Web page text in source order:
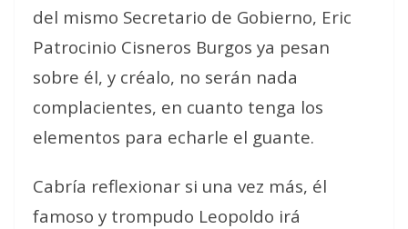
del mismo Secretario de Gobierno, Eric
Patrocinio Cisneros Burgos ya pesan
sobre él, y créalo, no serán nada
complacientes, en cuanto tenga los
elementos para echarle el guante.
Cabría reflexionar si una vez más, él
famoso y trompudo Leopoldo irá